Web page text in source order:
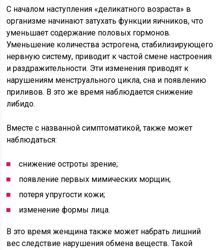
С началом наступления «деликатного возраста» в
организме начинают затухать функции яичников, что
уменьшает содержание половых гормонов.
Уменьшение количества эстрогена, стабилизирующего
нервную систему, приводит к частой смене настроения
и раздражительности. Эти изменения приводят к
нарушениям менструального цикла, сна и появлению
приливов. В это же время наблюдается снижение
либидо.
Вместе с названной симптоматикой, также может
наблюдаться:
снижение остроты зрение;
появление первых мимических морщин;
потеря упругости кожи;
изменение формы лица.
В это время женщина также может набрать лишний
вес следствие нарушения обмена веществ. Такой